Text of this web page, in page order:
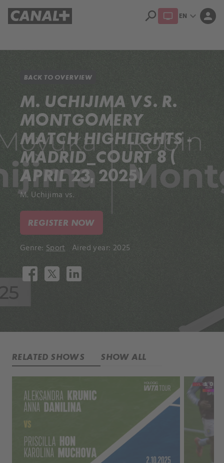
search EN expand_more person
BACK TO OVERVIEW
M. UCHIJIMA VS. R.
MONTGOMERY
MATCH HIGHLIGHTS -
MADRID_COURT 8 (
APRIL 23, 2025)
M. Uchijima vs.
REGISTER NOW
Genre: Sport Aired year: 2025
RELATED SHOWS SHOW ALL